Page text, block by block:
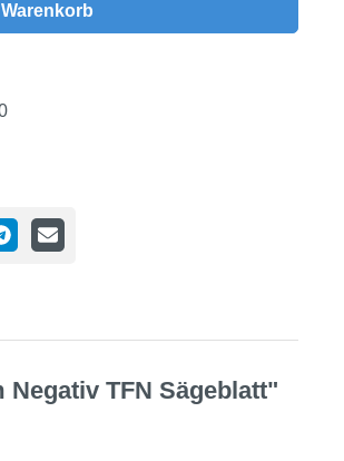
Warenkorb
TFN Sägeblatt"